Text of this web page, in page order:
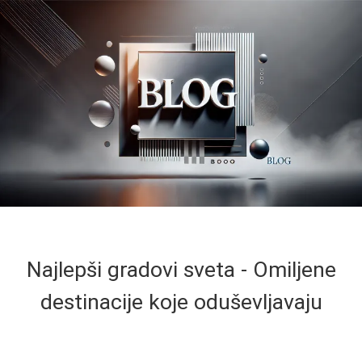
Najlepši gradovi sveta - Omiljene
destinacije koje oduševljavaju